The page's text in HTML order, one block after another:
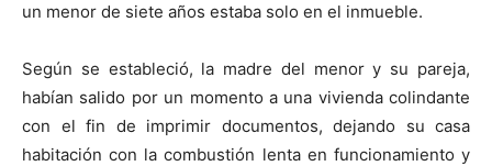
un menor de siete años estaba solo en el inmueble.
Según se estableció, la madre del menor y su pareja,
habían salido por un momento a una vivienda colindante
con el fin de imprimir documentos, dejando su casa
habitación con la combustión lenta en funcionamiento y